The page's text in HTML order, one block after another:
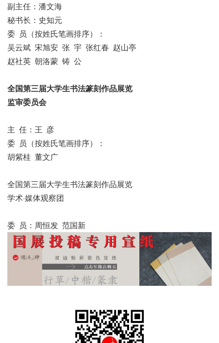
副主任：潘文海
秘书长：史知元
委 员（按姓氏笔画排序）：
吴云斌 宋旭安 张 宇 张红春 赵山亭
赵社英 朝洛蒙 铸 公
全国第三届大学生书法篆刻作品展览
监审委员会
主 任：王 彦
委 员（按姓氏笔画排序）：
胡紫桂 董文广
全国第三届大学生书法篆刻作品展览
学术·媒体观察团
委 员：周恒发 范国新